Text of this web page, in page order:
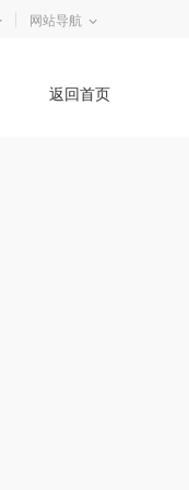
网站导航
返回首页